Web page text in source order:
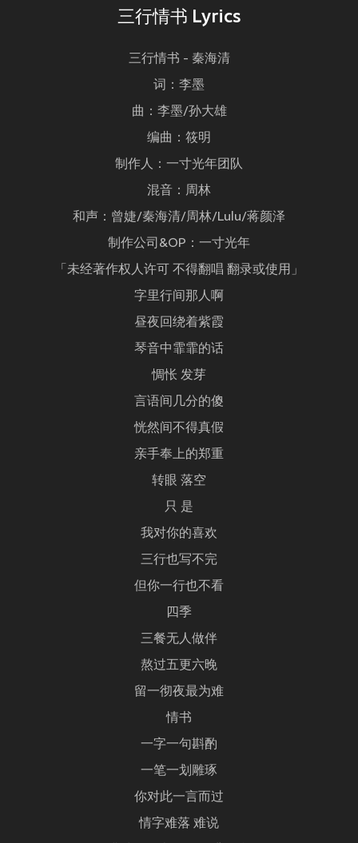
三行情书 Lyrics
三行情书 - 秦海清
词：李墨
曲：李墨/孙大雄
编曲：筱明
制作人：一寸光年团队
混音：周林
和声：曾婕/秦海清/周林/Lulu/蒋颜泽
制作公司&OP：一寸光年
「未经著作权人许可 不得翻唱 翻录或使用」
字里行间那人啊
昼夜回绕着紫霞
琴音中霏霏的话
惆怅 发芽
言语间几分的傻
恍然间不得真假
亲手奉上的郑重
转眼 落空
只 是
我对你的喜欢
三行也写不完
但你一行也不看
四季
三餐无人做伴
熬过五更六晚
留一彻夜最为难
情书
一字一句斟酌
一笔一划雕琢
你对此一言而过
情字难落 难说